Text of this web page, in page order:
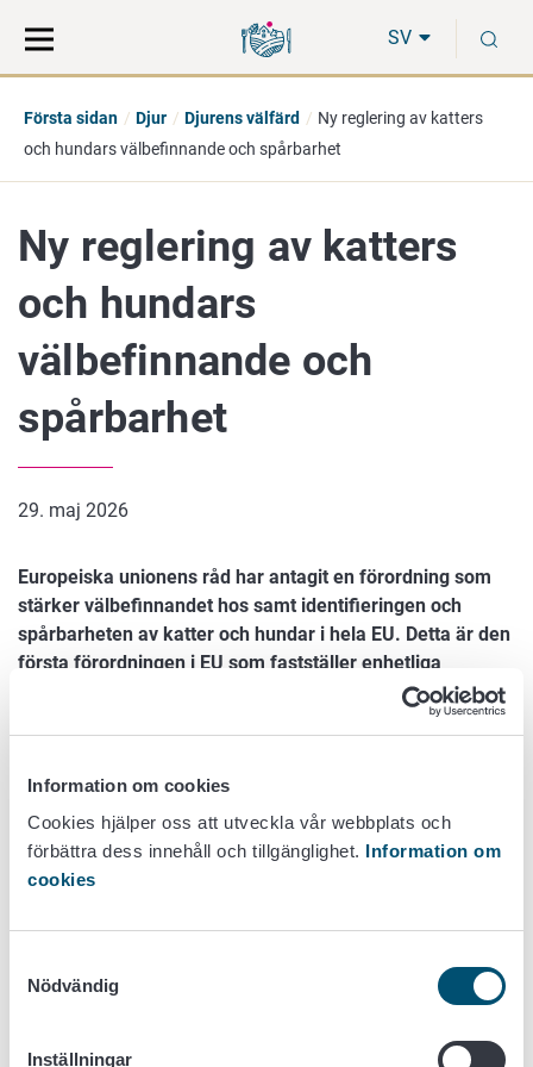
Information om cookies
Cookies hjälper oss att utveckla vår webbplats och
förbättra dess innehåll och tillgänglighet. Information om
cookies
Nödvändig
Inställningar
direkt
till
på
hela
SV
Första sidan Djur Djurens välfärd
Ny reglering av katters
och hundars välbefinnande och spårbarhet
Ny reglering av katters
och hundars
välbefinnande och
spårbarhet
29. maj 2026
Europeiska unionens råd har antagit en förordning som
stärker välbefinnandet hos samt identifieringen och
spårbarheten av katter och hundar i hela EU. Detta är den
första förordningen i EU som fastställer enhetliga
minimikrav för att föda upp, hålla, sälja, identifiera och
registrera hundar och katter. Syftet är att förbättra
sällskapsdjur och bekämpa olaglig djurhandel och
Förordningen börjar i huvudsak tillämpas två år efter
ikraftträdandet. Förordningen innehåller också
medlemsländerna och aktörerna tid att anpassa sig till de
nya kraven. EU-förordningen är direkt tillämplig rätt i alla
medlemsländer. För att genomföra förordningen I Finland
välbefinnande och identifiering och registrering av djur.